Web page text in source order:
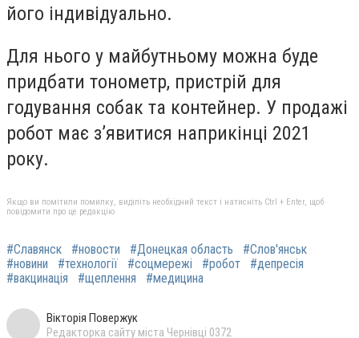
його індивідуально.
Для нього у майбутньому можна буде
придбати тонометр, пристрій для
годування собак та контейнер. У продажі
робот має з’явитися наприкінці 2021
року.
Якщо ви помітили помилку, виділіть необхідний текст і натисніть Ctrl + Enter, щоб
повідомити про це редакцію
#Славянск #новости #Донецкая область
#Слов'янськ
#новини
#технології #соцмережі #робот
#депресія
#вакцинація
#щеплення #медицина
Вікторія Повержук
Редакторка сайту міста Чернівці 0372